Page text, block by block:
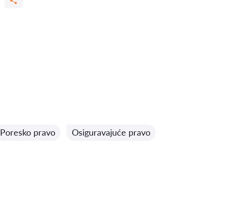
Poresko pravo Osiguravajuće pravo